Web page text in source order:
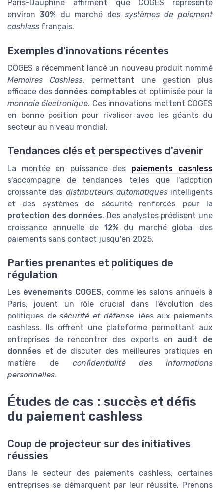
Paris-Dauphine affirment que COGES représente
environ 30% du marché des systèmes de paiement
cashless français.
Exemples d'innovations récentes
COGES a récemment lancé un nouveau produit nommé
Memoires Cashless, permettant une gestion plus
efficace des données comptables et optimisée pour la
monnaie électronique. Ces innovations mettent COGES
en bonne position pour rivaliser avec les géants du
secteur au niveau mondial.
Tendances clés et perspectives d'avenir
La montée en puissance des paiements cashless
s'accompagne de tendances telles que l'adoption
croissante des distributeurs automatiquesintelligents
et des systèmes de sécurité renforcés pour la
protection des données. Des analystes prédisent une
croissance annuelle de 12% du marché global des
paiements sans contact jusqu'en 2025.
Parties prenantes et politiques de
régulation
Les événements COGES, comme les salons annuels à
Paris, jouent un rôle crucial dans l'évolution des
politiques desécurité et défenseliées aux paiements
cashless. Ils offrent une plateforme permettant aux
entreprises de rencontrer des experts en audit de
données et de discuter des meilleures pratiques en
matière de confidentialité des informations
personnelles.
Études de cas : succès et défis
du paiement cashless
Coup de projecteur sur des initiatives
réussies
Dans le secteur des paiements cashless, certaines
entreprises se démarquent par leur réussite. Prenons